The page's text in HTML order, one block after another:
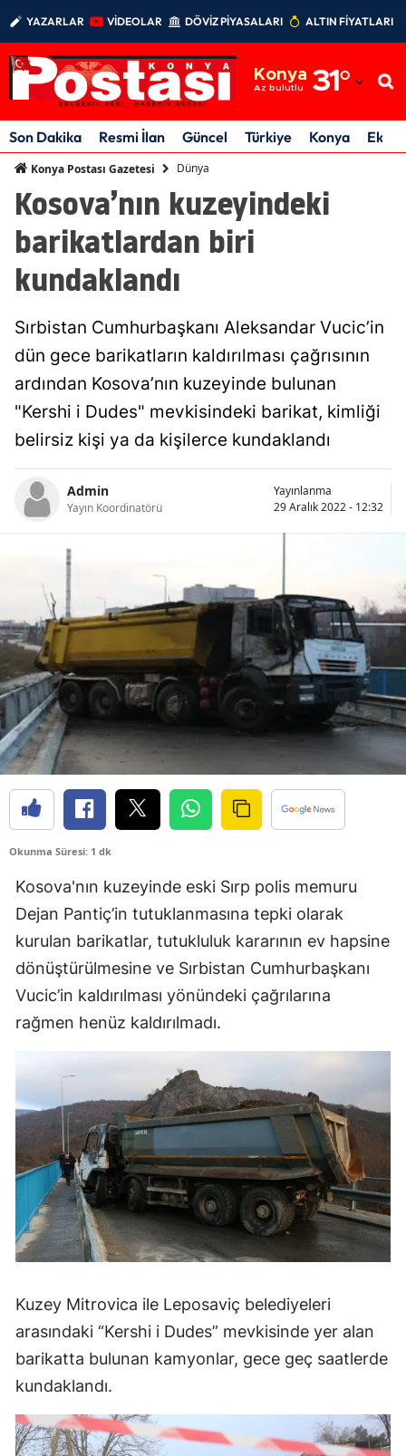
YAZARLAR VİDEOLAR DÖVİZ PİYASALARI ALTIN FİYATLARI
Konya
Az bulutlu 31°
Adıyaman
Afyonkarahisar
Amasya
Aydın
Balıkesir
Bitlis
Bolu
Bursa
Çanakkale
Çankırı
Denizli
Diyarbakır
Edirne
Erzincan
Erzurum
Giresun
Gümüşhane
Hakkari
Hatay
Isparta
Mersin
İzmir
Kars
Kayseri
Son Dakika Resmi İlan Güncel Türkiye Konya
Konya Postası Gazetesi Dünya
Kosova’nın kuzeyindeki
barikatlardan biri
kundaklandı
Sırbistan Cumhurbaşkanı Aleksandar Vucic’in
dün gece barikatların kaldırılması çağrısının
ardından Kosova’nın kuzeyinde bulunan
"Kershi i Dudes" mevkisindeki barikat, kimliği
belirsiz kişi ya da kişilerce kundaklandı
Admin
Yayın Koordinatörü
Yayınlanma
29 Aralık 2022 - 12:32
Okunma Süresi: 1 dk
Kosova'nın kuzeyinde eski Sırp polis memuru
Dejan Pantiç’in tutuklanmasına tepki olarak
kurulan barikatlar, tutukluluk kararının ev hapsine
dönüştürülmesine ve Sırbistan Cumhurbaşkanı
Vucic’in kaldırılması yönündeki çağrılarına
rağmen henüz kaldırılmadı.
Kuzey Mitrovica ile Leposaviç belediyeleri
arasındaki “Kershi i Dudes” mevkisinde yer alan
barikatta bulunan kamyonlar, gece geç saatlerde
kundaklandı.